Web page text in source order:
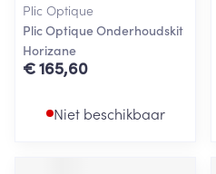
Plic Optique
Plic Optique Onderhoudskit
Horizane
€ 165,60
Niet beschikbaar